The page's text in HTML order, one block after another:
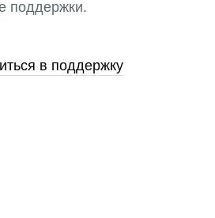
поддержки.
в поддержку